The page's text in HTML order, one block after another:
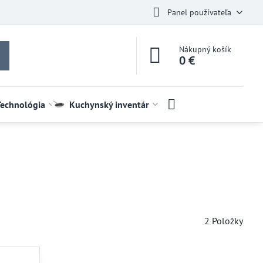
Panel používateľa
Nákupný košík
0 €
Kuchynský inventár
2 Položky